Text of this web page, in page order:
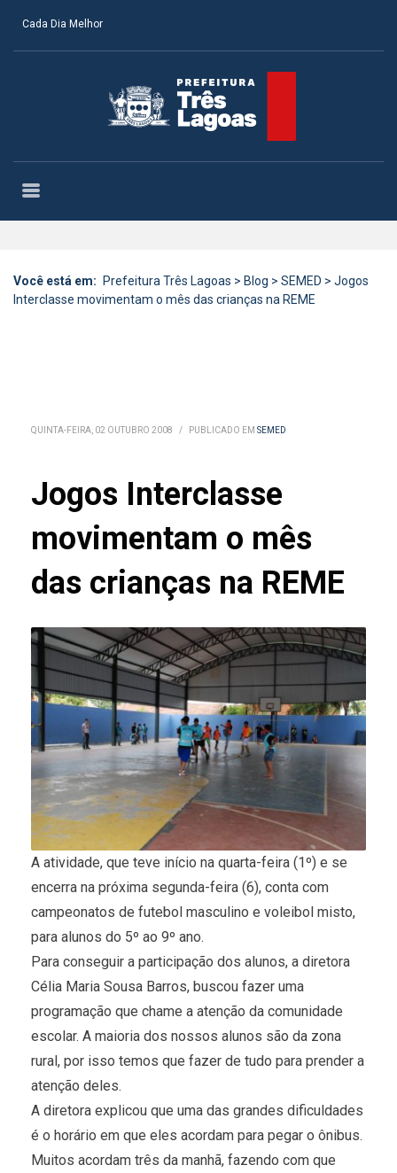
Cada Dia Melhor
Você está em: Prefeitura Três Lagoas > Blog > SEMED > Jogos
Interclasse movimentam o mês das crianças na REME
QUINTA-FEIRA, 02 OUTUBRO 2008 / PUBLICADO EM SEMED
Jogos Interclasse
movimentam o mês
das crianças na REME
A atividade, que teve início na quarta-feira (1º) e se
encerra na próxima segunda-feira (6), conta com
campeonatos de futebol masculino e voleibol misto,
para alunos do 5º ao 9º ano.
Para conseguir a participação dos alunos, a diretora
Célia Maria Sousa Barros, buscou fazer uma
programação que chame a atenção da comunidade
escolar. A maioria dos nossos alunos são da zona
rural, por isso temos que fazer de tudo para prender a
atenção deles.
A diretora explicou que uma das grandes dificuldades
é o horário em que eles acordam para pegar o ônibus.
Muitos acordam três da manhã, fazendo com que